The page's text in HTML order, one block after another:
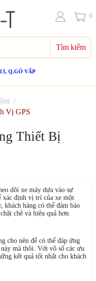
Tìm kiếm
Q.GÒ VẤP
0
/
Vị GPS
Thiết Bị
dõi xe máy dựa vào sự
xác định vị trí của xe một
khách hàng có thể đảm bảo
chẽ và hiệu quả hơn.
cho nên để có thể đáp ứng
này mà thôi. Với vô số các ưu
kết quả tốt nhất cho khách